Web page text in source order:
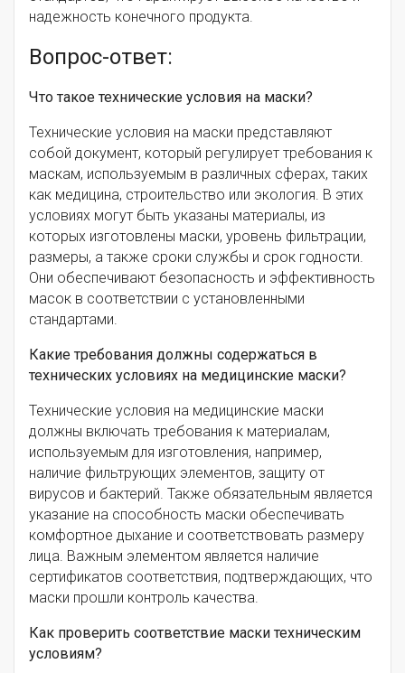
надежность конечного продукта.
Вопрос-ответ:
Что такое технические условия на маски?
Технические условия на маски представляют
собой документ, который регулирует требования к
маскам, используемым в различных сферах, таких
как медицина, строительство или экология. В этих
условиях могут быть указаны материалы, из
которых изготовлены маски, уровень фильтрации,
размеры, а также сроки службы и срок годности.
Они обеспечивают безопасность и эффективность
масок в соответствии с установленными
стандартами.
Какие требования должны содержаться в
технических условиях на медицинские маски?
Технические условия на медицинские маски
должны включать требования к материалам,
используемым для изготовления, например,
наличие фильтрующих элементов, защиту от
вирусов и бактерий. Также обязательным является
указание на способность маски обеспечивать
комфортное дыхание и соответствовать размеру
лица. Важным элементом является наличие
сертификатов соответствия, подтверждающих, что
маски прошли контроль качества.
Как проверить соответствие маски техническим
условиям?